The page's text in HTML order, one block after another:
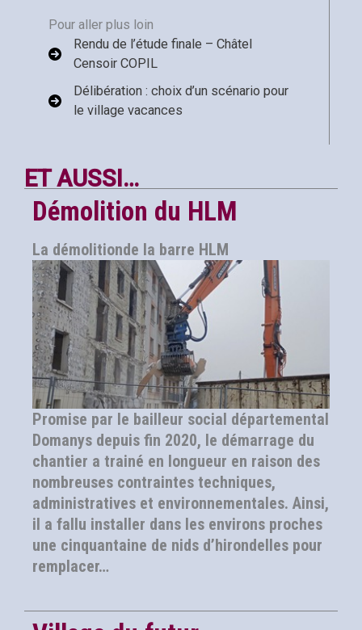
Pour aller plus loin
Rendu de l’étude finale – Châtel
Censoir COPIL
Délibération : choix d’un scénario pour
le village vacances
ET AUSSI…
Démolition du HLM
La démolitionde la barre HLM
Promise par le bailleur social départemental
Domanys depuis fin 2020, le démarrage du
chantier a trainé en longueur en raison des
nombreuses contraintes techniques,
administratives et environnementales. Ainsi,
il a fallu installer dans les environs proches
une cinquantaine de nids d’hirondelles pour
remplacer…